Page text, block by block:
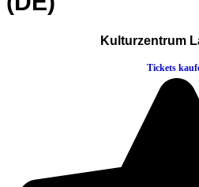
Kulturzentrum
Tickets